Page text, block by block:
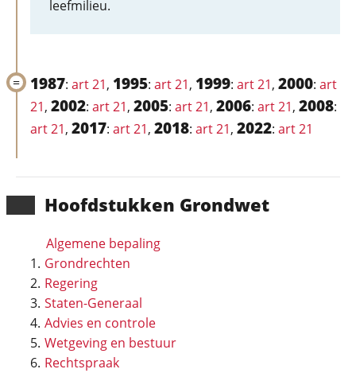
Hoofd­stukken Grondwet
Algemene bepaling
Grondrechten
Regering
Staten-Generaal
Advies en controle
Wetgeving en bestuur
Rechtspraak
leefmilieu.
1987: art 21, 1995: art 21, 1999: art 21, 2000: art
21, 2002: art 21, 2005: art 21, 2006: art 21, 2008:
art 21, 2017: art 21, 2018: art 21, 2022: art 21